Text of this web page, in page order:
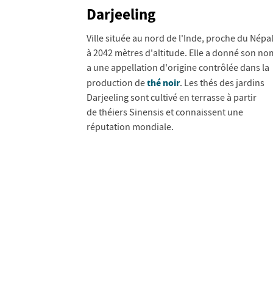
Darjeeling
Ville située au nord de l'Inde, proche du
à 2042 mètres d'altitude. Elle a donné son
a une appellation d'origine contrôlée dans la
production dethé noir. Les thés des jardins
Darjeeling sont cultivé en terrasse à partir
de théiers Sinensis et connaissent une
réputation mondiale.